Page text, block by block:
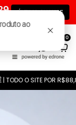
ÚLTIMA CHANCE
0
O SITE POR R$88,88*